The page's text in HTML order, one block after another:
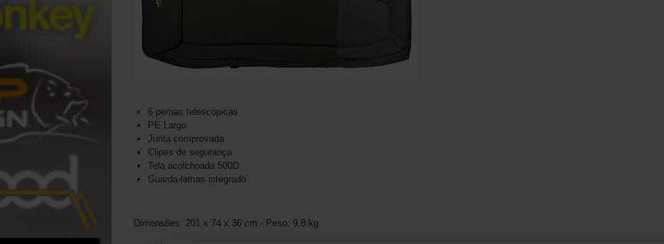
6 pernas telescópicas
PE Largo
Junta comprovada
Clipes de segurança
Tela acolchoada 500D
Guarda-lamas integrado
Dimensões: 201 x 74 x 36 cm - Peso: 9,8 kg